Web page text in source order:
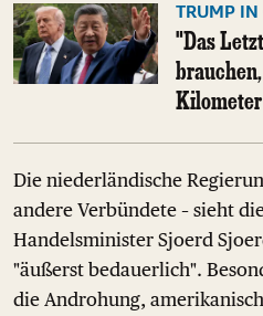
TRUMP
"Das
Die niederländische
andere Verbündete – sieht
Handelsminister Sjoerd
"äußerst bedauerlich".
die Androhung,